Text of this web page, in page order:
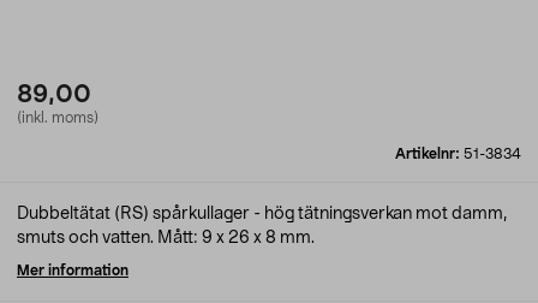
89,00
(inkl. moms)
Artikelnr: 51-3834
Dubbeltätat (RS) spårkullager - hög tätningsverkan mot damm,
smuts och vatten. Mått: 9 x 26 x 8 mm.
Mer information